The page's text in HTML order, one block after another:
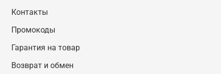
Контакты
Промокоды
Гарантия на товар
Возврат и обмен